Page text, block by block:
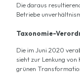
Die daraus
Betriebe
Taxonomie-
Die im Juni 2020
sieht zur Lenkung
grünen